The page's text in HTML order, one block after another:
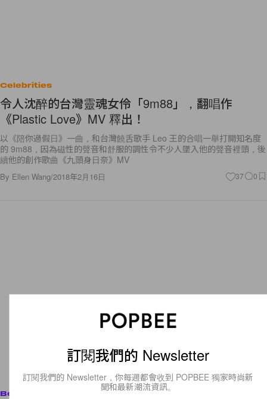
Celebrities
令人沈醉的台灣靈魂女伶「9m88」，翻唱作
《Plastic Love》MV 釋出！
以《陪你過假日》一曲，和台灣饒舌歌手 Leo 王的合唱一舉打開知名度
的 9m88，因為磁性的聲音和舒服的調性令不少人墜入他的聲音裡頭，後
續他的創作歌曲《九頭身日奈》MV
By Ellen Wang/2018年2月16日 37 0
Beauty
訂閱我們的 Newsletter
訂閱我們的 Newsletter，你每週都會收到 POPBEE 獨家時尚新
聞和最新潮流資訊。